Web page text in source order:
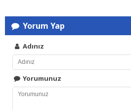
Yorum Yap
Adınız
Yorumunuz